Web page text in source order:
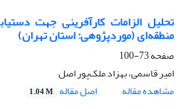
تحلیل الزامات کارآفرینی جهت
منطقه‌ای (موردپژوهی: استان تهران)
صفحه73-100
امیر قاسمی، بهزاد ملک‌پور اصل
مشاهده مقاله
اصل مقاله 1.04 M